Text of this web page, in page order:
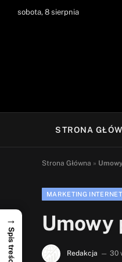
sobota, 8 sierpnia
STRONA
Strona Główna »
MARKETING
Umowy
Redakcja 30
→
Spis treści